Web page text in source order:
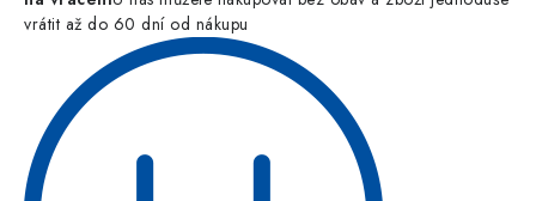
vrátit až do 60 dní od nákupu